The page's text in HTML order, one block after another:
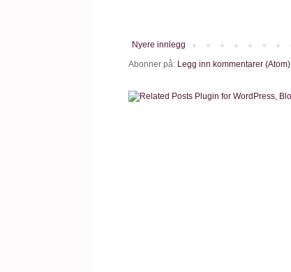
Nyere innlegg
Abonner på: Legg inn kommentarer (Atom)